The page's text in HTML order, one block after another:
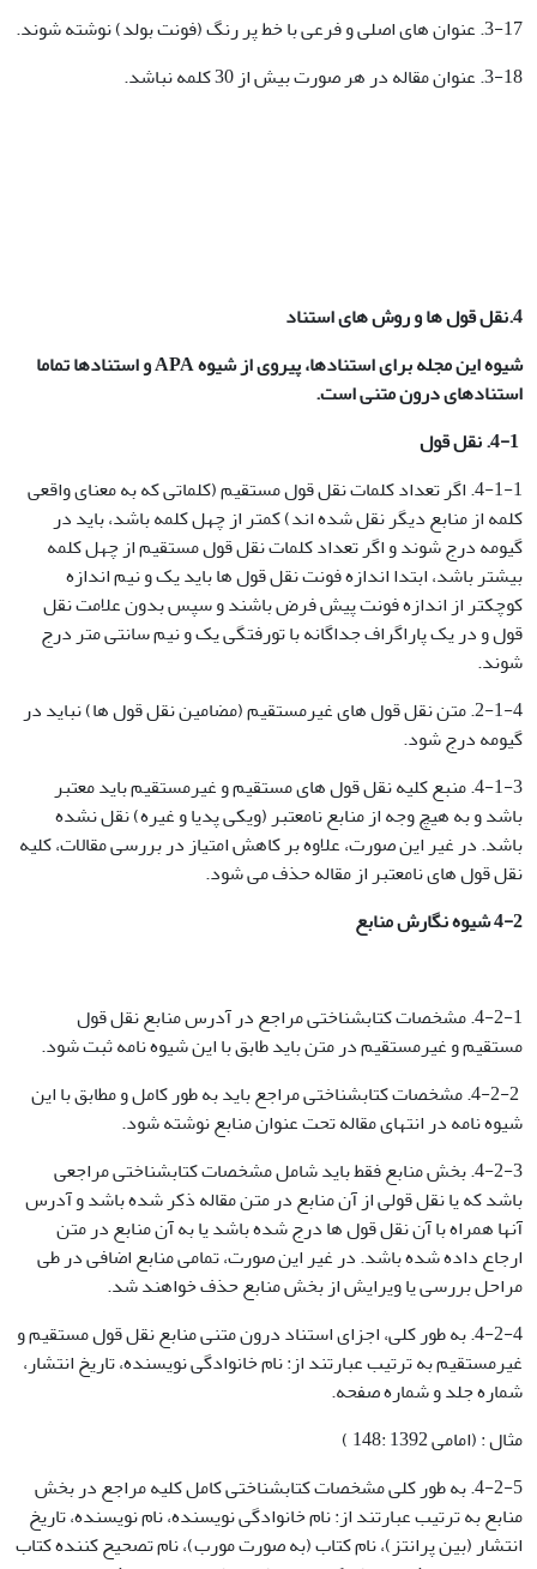
3-17. عنوان های اصلی و فرعی با خط پر رنگ (فونت بولد) نوشته شوند.
3-18. عنوان مقاله در هر صورت بیش از 30 کلمه نباشد.
4.نقل قول ها و روش های استناد
شیوه این مجله برای استنادها، پیروی از شیوه
APA و استنادها تماما
استنادهای درون متنی است.
نقل قول
4-1-1. اگر تعداد کلمات نقل قول مستقیم (کلماتی که به معنای واقعی
کلمه از منابع دیگر نقل شده اند) کمتر از چهل کلمه باشد، باید در
گیومه درج شوند و اگر تعداد کلمات نقل قول مستقیم از چهل کلمه
بیشتر باشد، ابتدا اندازه فونت نقل قول ها باید یک و نیم اندازه
کوچکتر از اندازه فونت پیش فرض باشند و سپس بدون علامت نقل
قول و در یک پاراگراف جداگانه با تورفتگی یک و نیم سانتی متر درج
شوند.
2-1-4. متن نقل قول های غیرمستقیم (مضامین نقل قول ها) نباید در
گیومه درج شود.
4-1-3. منبع کلیه نقل قول های مستقیم و غیرمستقیم باید معتبر
باشد و به هیچ وجه از منابع نامعتبر (ویکی پدیا و غیره) نقل نشده
باشد. در غیر این صورت، علاوه بر کاهش امتیاز در بررسی مقالات، کلیه
نقل قول های نامعتبر از مقاله حذف می شود.
4-2شیوه نگارش منابع
4-2-1. مشخصات کتابشناختی مراجع در آدرس منابع نقل قول
مستقیم و غیرمستقیم در متن باید طابق با این شیوه نامه ثبت شود.
4-2-2. مشخصات کتابشناختی مراجع باید به طور کامل و مطابق با این
شیوه نامه در انتهای مقاله تحت عنوان منابع نوشته شود.
4-2-3. بخش منابع فقط باید شامل مشخصات کتابشناختی مراجعی
باشد که یا نقل قولی از آن منابع در متن مقاله ذکر شده باشد و آدرس
آنها همراه با آن نقل قول ها درج شده باشد یا به آن منابع در متن
ارجاع داده شده باشد. در غیر این صورت، تمامی منابع اضافی در طی
مراحل بررسی یا ویرایش از بخش منابع حذف خواهند شد.
4-2-4. به طور کلی، اجزای استناد درون متنی منابع نقل قول مستقیم و
غیرمستقیم به ترتیب عبارتند از: نام خانوادگی نویسنده، تاریخ انتشار،
شماره جلد و شماره صفحه.
مثال : (امامی 1392 :148 )
4-2-5. به طور کلی مشخصات کتابشناختی کامل کلیه مراجع در بخش
منابع به ترتیب عبارتند از: نام خانوادگی نویسنده، نام نویسنده، تاریخ
انتشار (بین پرانتز)، نام کتاب (به صورت مورب)، نام تصحیح کننده کتاب